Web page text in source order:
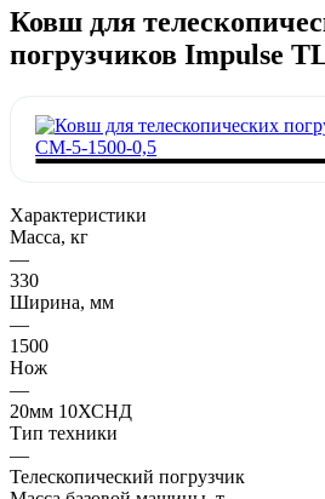
Ковш для
погрузчиков Impulse
Характеристики
Масса, кг
—
330
Ширина, мм
—
1500
Нож
—
20мм 10ХСНД
Тип техники
—
Телескопический погрузчик